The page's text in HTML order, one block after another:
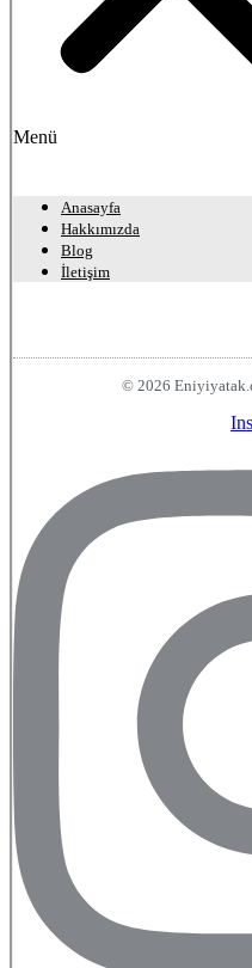
Menü
Anasayfa
Hakkımızda
Blog
İletişim
© 2026